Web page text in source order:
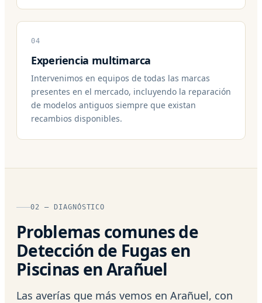
04
Experiencia multimarca
Intervenimos en equipos de todas las marcas
presentes en el mercado, incluyendo la reparación
de modelos antiguos siempre que existan
recambios disponibles.
02 — DIAGNÓSTICO
Problemas comunes de
Detección de Fugas en
Piscinas en Arañuel
Las averías que más vemos en Arañuel, con